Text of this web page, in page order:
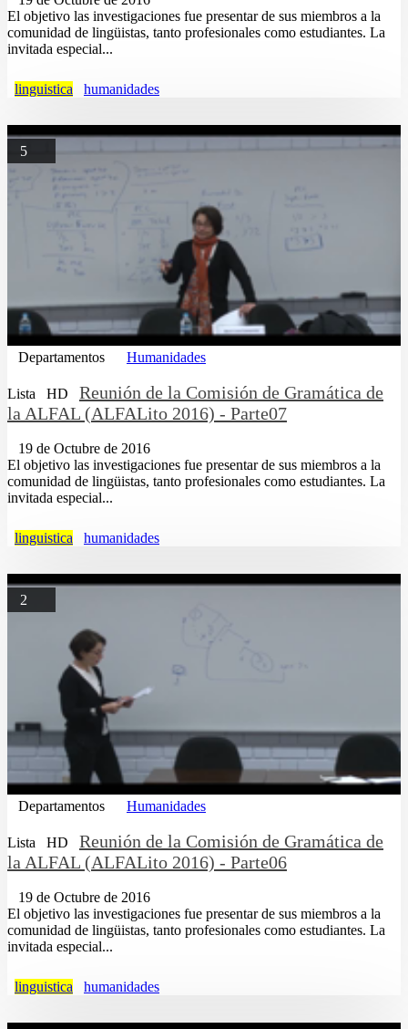
El objetivo las investigaciones fue presentar de sus miembros a la
comunidad de lingüistas, tanto profesionales como estudiantes. La
invitada especial...
linguistica humanidades
5
Departamentos Humanidades
Lista HD
Reunión de la Comisión de Gramática de
la ALFAL (ALFALito 2016) - Parte07
19 de Octubre de 2016
El objetivo las investigaciones fue presentar de sus miembros a la
comunidad de lingüistas, tanto profesionales como estudiantes. La
invitada especial...
linguistica humanidades
2
Departamentos Humanidades
Lista HD
Reunión de la Comisión de Gramática de
la ALFAL (ALFALito 2016) - Parte06
19 de Octubre de 2016
El objetivo las investigaciones fue presentar de sus miembros a la
comunidad de lingüistas, tanto profesionales como estudiantes. La
invitada especial...
linguistica humanidades